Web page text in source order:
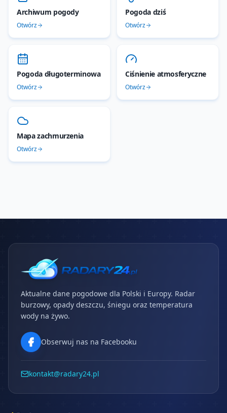
Archiwum pogody
Otwórz
Pogoda dziś
Otwórz
Pogoda długoterminowa
Otwórz
Ciśnienie atmosferyczne
Otwórz
Mapa zachmurzenia
Otwórz
Aktualne dane pogodowe dla Polski i Europy. Radar
burzowy, opady deszczu, śniegu oraz temperatura
wody na żywo.
Obserwuj nas na Facebooku
kontakt@radary24.pl